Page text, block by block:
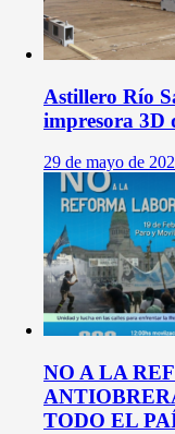
Astillero Río
impresora 3D
29 de mayo de
NO A LA
TODO EL